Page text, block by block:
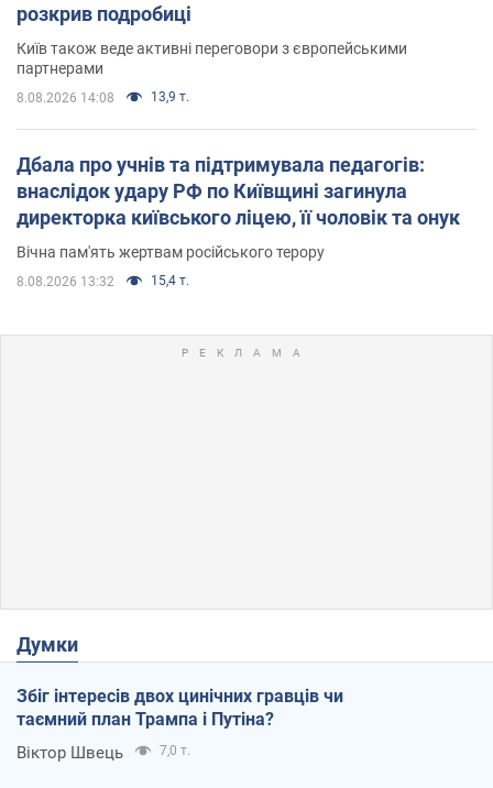
розкрив подробиці
Київ також веде активні переговори з європейськими
партнерами
8.08.2026 14:08 13,9 т.
Дбала про учнів та підтримувала педагогів:
внаслідок удару РФ по Київщині загинула
директорка київського ліцею, її чоловік та онук
Вічна пам'ять жертвам російського терору
8.08.2026 13:32 15,4 т.
Думки
Збіг інтересів двох цинічних гравців чи
таємний план Трампа і Путіна?
Віктор Швець 7,0 т.